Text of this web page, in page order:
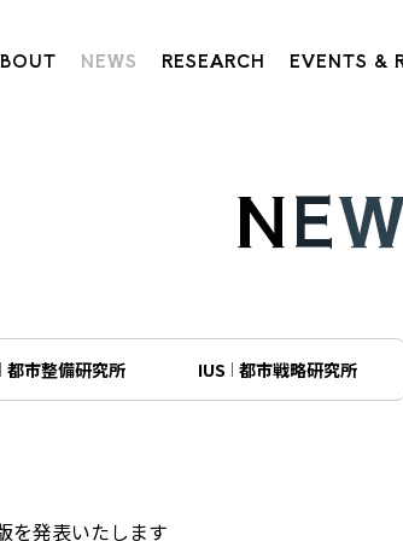
NEWS RESEARCH EVENTS &
NE
都市整備研究所 IUS 都市戦略研究所
を発表いたします